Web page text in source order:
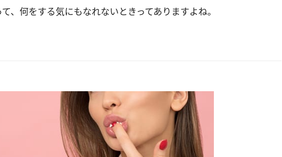
、何をする気にもなれないときってありますよね。